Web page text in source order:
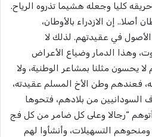
كليا وجعله هشيما تذروه الرياح.
أصلا.. إن الازدراء بالأوطان،
الأصول في عقيدتهم. لذلك لا
وهذا الدمار وضياع الأعراض
لا يحسون مثلنا بمشاعر الوطنية، ولا
فعندهم وطن الأخ المسلم عقيدته،
السودانيين من بلادهم، فتحوها
“رجالا وعلى كل ضامر من كل فج
التسهيلات، وأنشأوا لهم